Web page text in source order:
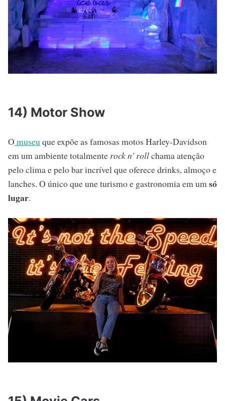
14) Motor Show
O museuque expõe as famosas motos Harley-Davidson
em um ambiente totalmente rock n' rollchama atenção
pelo clima e pelo bar incrível que oferece drinks, almoço e
lanches. O único que une turismo e gastronomia em umsó
lugar.